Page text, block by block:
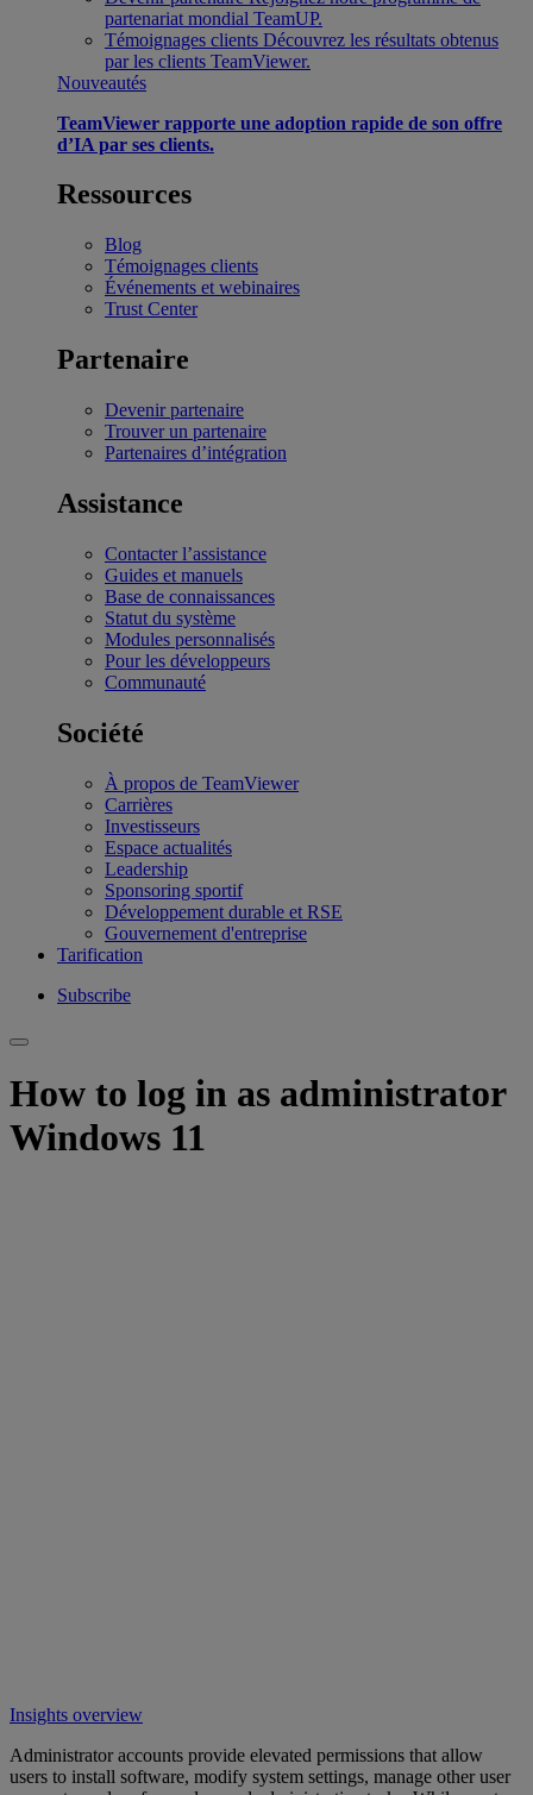
partenariat mondial TeamUP.
Témoignages clients Découvrez les résultats obtenus
par les clients TeamViewer.
Nouveautés
TeamViewer rapporte une adoption rapide de son offre
d’IA par ses clients.
Ressources
Blog
Témoignages clients
Événements et webinaires
Trust Center
Partenaire
Devenir partenaire
Trouver un partenaire
Partenaires d’intégration
Assistance
Contacter l’assistance
Guides et manuels
Base de connaissances
Statut du système
Modules personnalisés
Pour les développeurs
Communauté
Société
À propos de TeamViewer
Carrières
Investisseurs
Espace actualités
Leadership
Sponsoring sportif
Développement durable et RSE
Gouvernement d'entreprise
Tarification
Subscribe
How to log in as administrator
Windows 11
Insights overview
Administrator accounts provide elevated permissions that allow
users to install software, modify system settings, manage other user